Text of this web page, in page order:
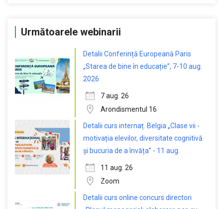
Următoarele webinarii
Detalii Conferință Europeană Paris
„Starea de bine în educație”, 7-10 aug.
2026
7 aug. 26
Arondismentul 16
Detalii curs internaț. Belgia „Clase vii -
motivația elevilor, diversitate cognitivă
și bucuria de a învăța” - 11 aug.
11 aug. 26
Zoom
Detalii curs online concurs directori